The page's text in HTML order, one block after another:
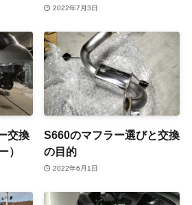
2022年7月3日
交換
）
S660のマフラー選びと交換
の目的
2022年6月1日